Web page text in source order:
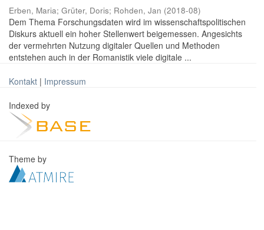
Erben, Maria; Grüter, Doris; Rohden, Jan (2018-08)
Dem Thema Forschungsdaten wird im wissenschaftspolitischen
Diskurs aktuell ein hoher Stellenwert beigemessen. Angesichts
der vermehrten Nutzung digitaler Quellen und Methoden
entstehen auch in der Romanistik viele digitale ...
Kontakt | Impressum
Indexed by
Theme by